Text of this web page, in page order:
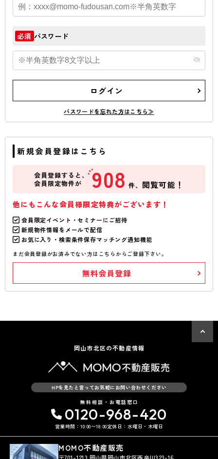
必須 パスワード
ログイン
パスワードを忘れた方はこちら≫
新規会員登録はこちら
会員登録すると、
会員限定物件が
908 件、 閲覧可能！
他にもこんな会員様限定特典がございます！
会員限定イベント・セミナーにご招待
新規物件情報をメールで配信
お気に入り・検索条件保存マッチング通知機能
まだ会員登録がお済みでない方はこちらからご登録下さい。
無料会員登録
岡山市北区の不動産情報
HPを見たと言ってお気軽にお問い合わせください
無料相談・お電話窓口
0120-968-420
営業時間：10:00〜18:00定休日：水曜日・木曜日
MOMO不動産販売
〒701-1213 岡山県岡山市北区西辛川323-16